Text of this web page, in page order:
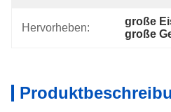
Hervorheben:
große
große